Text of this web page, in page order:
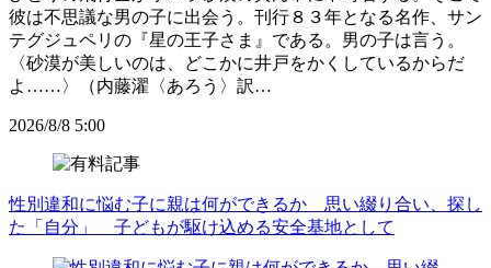
彼は不思議な男の子に出会う。刊行８３年となる名作、サン
テグジュペリの『星の王子さま』である。男の子は言う。
〈砂漠が美しいのは、どこかに井戸をかくしているからだ
よ……〉（内藤濯〈あろう〉訳…
2026/8/8 5:00
性別違和に悩む子に親は何ができるか 思い綴り合い、探し
た「自分」 子どもが駆け込める安全基地として